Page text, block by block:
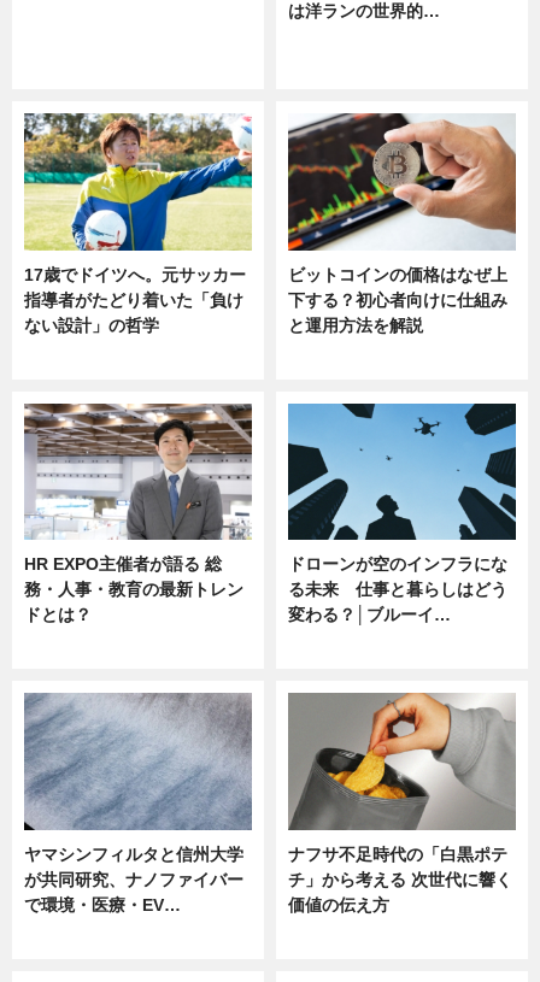
は洋ランの世界的…
17歳でドイツへ。元サッカー
指導者がたどり着いた「負け
ない設計」の哲学
ビットコインの価格はなぜ上
下する？初心者向けに仕組み
と運用方法を解説
HR EXPO主催者が語る 総
務・人事・教育の最新トレン
ドとは？
ドローンが空のインフラにな
る未来 仕事と暮らしはどう
変わる？│ブルーイ…
ヤマシンフィルタと信州大学
が共同研究、ナノファイバー
で環境・医療・EV…
ナフサ不足時代の「白黒ポテ
チ」から考える 次世代に響く
価値の伝え方